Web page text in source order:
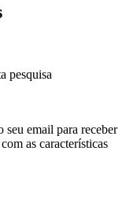
pesquisa
seu email para receber
as características